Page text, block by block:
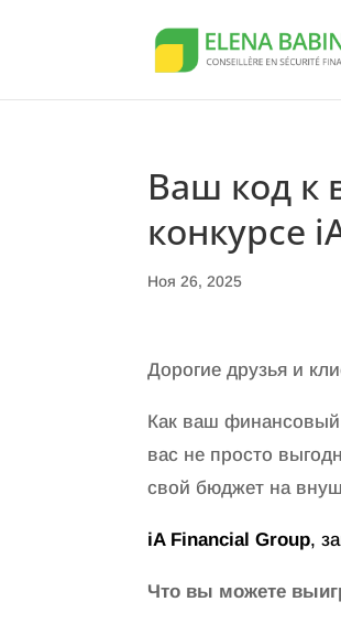
Ваш код к
конкурсе
Ноя 26, 2025
Дорогие друзья и
Как ваш финансовый
вас не просто
свой бюджет на
iA Financial Group,
Что вы можете